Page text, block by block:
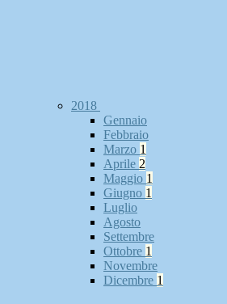
2018
Gennaio
Febbraio
Marzo 1
Aprile 2
Maggio 1
Giugno 1
Luglio
Agosto
Settembre
Ottobre 1
Novembre
Dicembre 1